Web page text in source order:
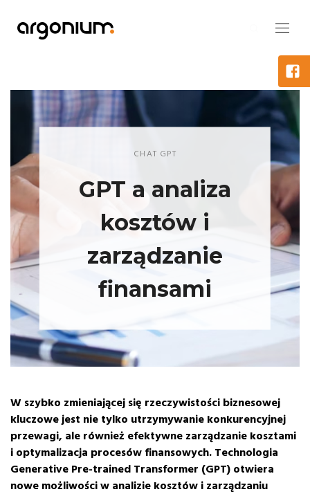
CHAT GPT
GPT a analiza
kosztów i
zarządzanie
finansami
W szybko zmieniającej się rzeczywistości biznesowej
kluczowe jest nie tylko utrzymywanie konkurencyjnej
przewagi, ale również efektywne zarządzanie kosztami
i optymalizacja procesów finansowych. Technologia
Generative Pre-trained Transformer (GPT) otwiera
nowe możliwości w analizie kosztów i zarządzaniu